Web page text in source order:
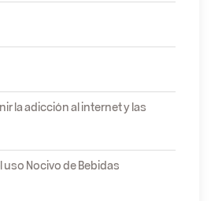
la adicción al internet y las
uso Nocivo de Bebidas